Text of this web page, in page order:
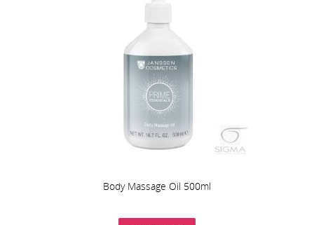
Body Massage Oil 500ml